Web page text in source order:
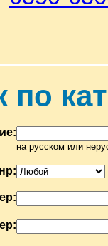
по
на русском или